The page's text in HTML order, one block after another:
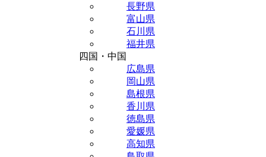
長野県
富山県
石川県
福井県
四国・中国
広島県
岡山県
島根県
香川県
徳島県
愛媛県
高知県